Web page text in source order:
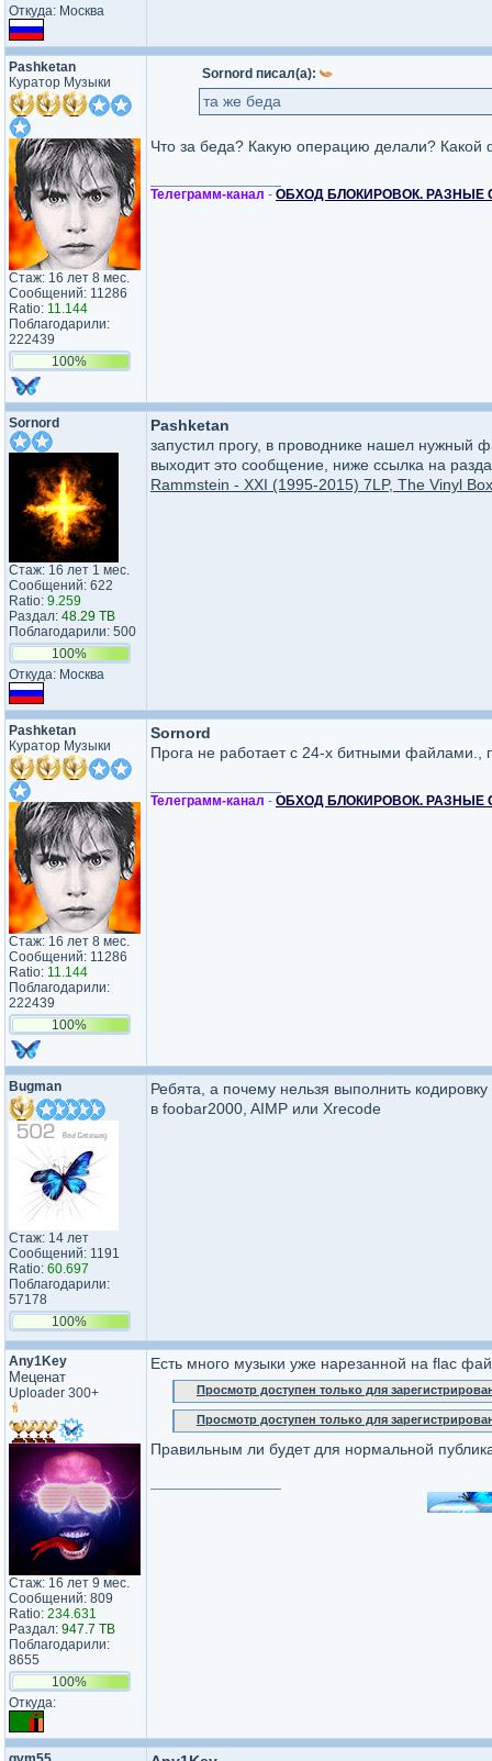
Откуда: Москва
Pashketan
Куратор Музыки
Стаж: 16 лет 8 мес.
Сообщений: 11286
Ratio: 11.144
Поблагодарили:
222439
100%
Sornord писал(а):
та же беда
Что за беда? Какую операцию делали?
Телеграмм-канал - ОБХОД БЛОКИРОВОК. РАЗНЫЕ
Sornord
Стаж: 16 лет 1 мес.
Сообщений: 622
Ratio: 9.259
Раздал: 48.29 TB
Поблагодарили: 500
100%
Откуда: Москва
Pashketan
запустил прогу, в проводнике нашел нужный
выходит это сообщение, ниже ссылка на
Rammstein - XXI (1995-2015) 7LP, The Vinyl
Pashketan
Куратор Музыки
Стаж: 16 лет 8 мес.
Сообщений: 11286
Ratio: 11.144
Поблагодарили:
222439
100%
Sornord
Прога не работает с 24-х битными файлами.,
Телеграмм-канал - ОБХОД БЛОКИРОВОК. РАЗНЫЕ
Bugman
Стаж: 14 лет
Сообщений: 1191
Ratio: 60.697
Поблагодарили:
57178
100%
Ребята, а почему нельзя выполнить
в foobar2000, AIMP или Xrecode
Any1Key
Меценат
Uploader 300+
Стаж: 16 лет 9 мес.
Сообщений: 809
Ratio: 234.631
Раздал: 947.7 TB
Поблагодарили:
8655
100%
Откуда: ­
Есть много музыки уже нарезанной на flac
Просмотр доступен только для
Просмотр доступен только для
Правильным ли будет для нормальной